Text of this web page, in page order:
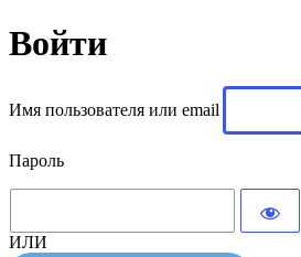
Войти
Имя пользователя или email
Пароль
ИЛИ